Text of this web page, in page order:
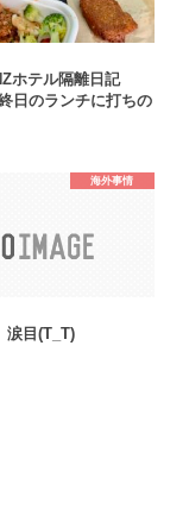
ホテル隔離日記
日のランチに打ちの
海外事情
涙目(T_T)